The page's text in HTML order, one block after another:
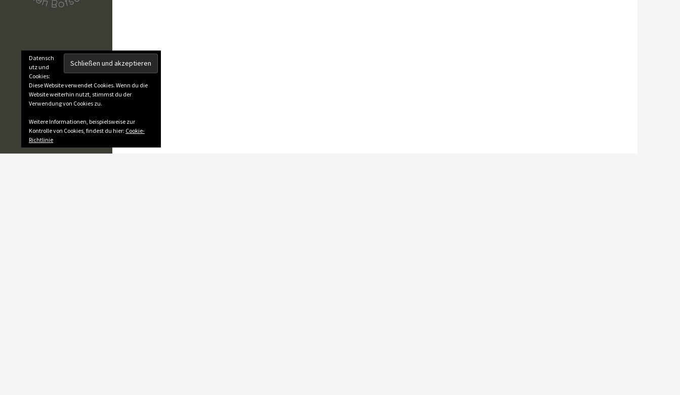
Datensch
utz und
Cookies:
Diese Website verwendet Cookies. Wenn du die
Website weiterhin nutzt, stimmst du der
Verwendung von Cookies zu.
Weitere Informationen, beispielsweise zur
Kontrolle von Cookies, findest du hier: Cookie-
Richtlinie